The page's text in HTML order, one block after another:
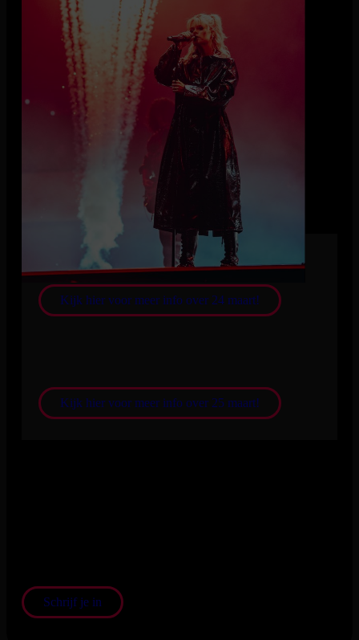
Dit weekend vindt de állereerste Davina Michelle ‘My
Own World’ fan-experience plaats!
Met tal van activiteiten en belevenissen, waaronder de
presentatie en verkoop van exclusieve merchandise, belooft
het vrijdag 24 en zaterdag 25 maart twee schitterende dagen te
worden in De Vorstin.
Wil jij hier bij zijn? Scoor dan snel jouw kaartje via deze
pagina. Er zijn slechts een beperkt aantal tickets beschikbaar!
Kijk hier voor meer info over 24 maart!
Kijk hier voor meer info over 25 maart!
Schrijf je in